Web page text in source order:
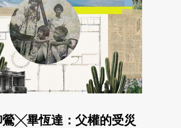
鶯╳畢恆達：父權的受災